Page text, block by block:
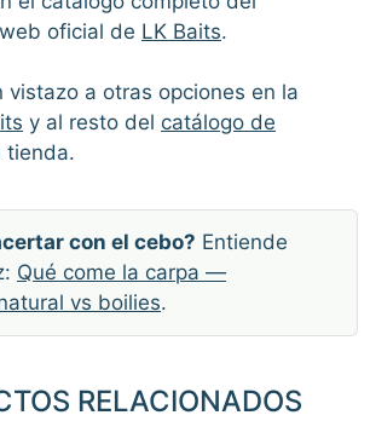
oficial de LK Baits.
vistazo a otras opciones en la
y al resto del catálogo de
tienda.
con el cebo? Entiende
Qué come la carpa —
vs boilies.
RELACIONADOS